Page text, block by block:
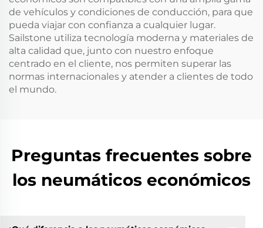
de vehículos y condiciones de conducción, para que
pueda viajar con confianza a cualquier lugar.
Sailstone utiliza tecnología moderna y materiales de
alta calidad que, junto con nuestro enfoque
centrado en el cliente, nos permiten superar las
normas internacionales y atender a clientes de todo
el mundo.
Preguntas frecuentes sobre
los neumáticos económicos